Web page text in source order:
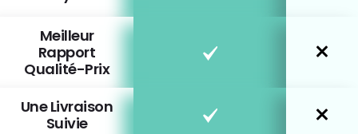
Meilleur
Rapport
Qualité-Prix
Une Livraison
Suivie